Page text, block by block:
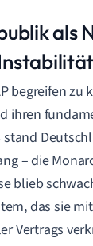
als
begreifen
ihren
stand
– die
blieb
das sie
Vertrags